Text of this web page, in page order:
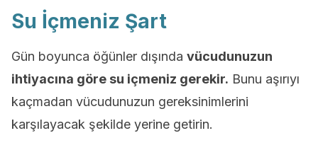
Su İçmeniz Şart
Gün boyunca öğünler dışında vücudunuzun
ihtiyacına göre su içmeniz gerekir. Bunu aşırıyı
kaçmadan vücudunuzun gereksinimlerini
karşılayacak şekilde yerine getirin.